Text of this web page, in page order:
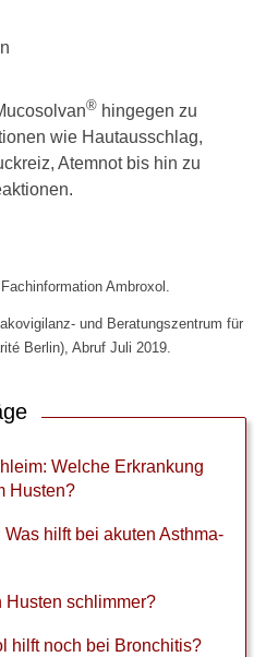
® hingegen zu
wie Hautausschlag,
Atemnot bis hin zu
Ambroxol.
und Beratungszentrum für
Berlin), Abruf Juli 2019.
Welche Erkrankung
Husten?
Was hilft bei akuten Asthma-
Husten schlimmer?
hilft noch bei Bronchitis?